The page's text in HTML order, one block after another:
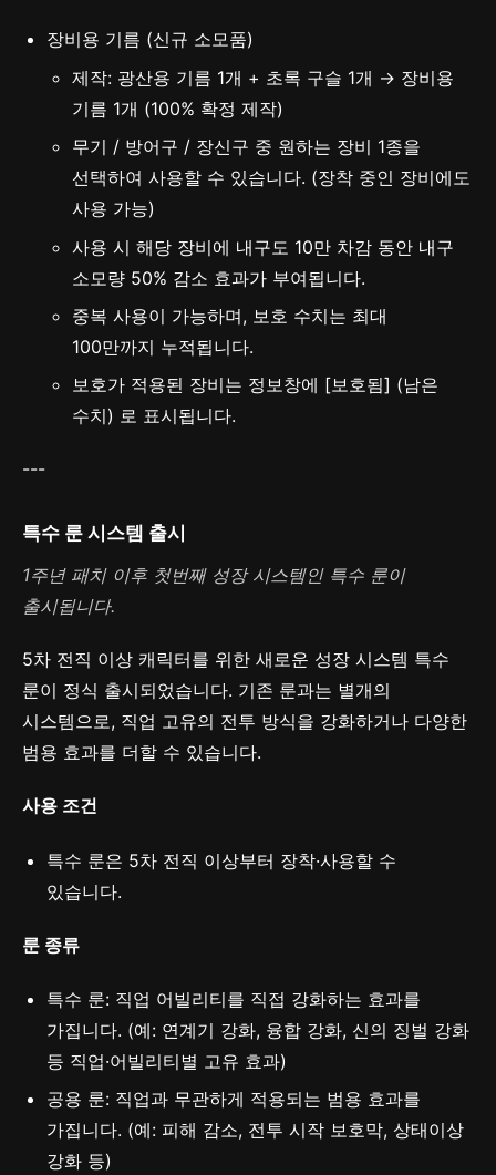
장비용 기름 (신규 소모품)
제작: 광산용 기름 1개 + 초록 구슬 1개 → 장비용
기름 1개 (100% 확정 제작)
무기 / 방어구 / 장신구 중 원하는 장비 1종을
선택하여 사용할 수 있습니다. (장착 중인 장비에도
사용 가능)
사용 시 해당 장비에 내구도 10만 차감 동안 내구
소모량 50% 감소 효과가 부여됩니다.
중복 사용이 가능하며, 보호 수치는 최대
100만까지 누적됩니다.
보호가 적용된 장비는 정보창에 [보호됨] (남은
수치) 로 표시됩니다.
---
특수 룬 시스템 출시
1주년 패치 이후 첫번째 성장 시스템인 특수 룬이
출시됩니다.
5차 전직 이상 캐릭터를 위한 새로운 성장 시스템 특수
룬이 정식 출시되었습니다. 기존 룬과는 별개의
시스템으로, 직업 고유의 전투 방식을 강화하거나 다양한
범용 효과를 더할 수 있습니다.
사용 조건
특수 룬은 5차 전직 이상부터 장착·사용할 수
있습니다.
룬 종류
특수 룬: 직업 어빌리티를 직접 강화하는 효과를
가집니다. (예: 연계기 강화, 융합 강화, 신의 징벌 강화
등 직업·어빌리티별 고유 효과)
공용 룬: 직업과 무관하게 적용되는 범용 효과를
가집니다. (예: 피해 감소, 전투 시작 보호막, 상태이상
강화 등)